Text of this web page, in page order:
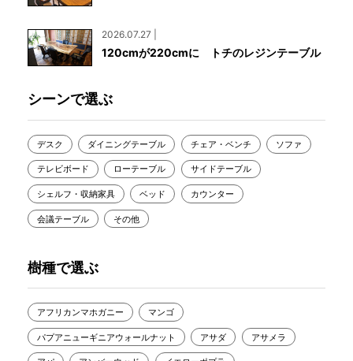
2026.07.27 |
120cmが220cmに トチのレジンテーブル
シーンで選ぶ
デスク ダイニングテーブル チェア・ベンチ ソファ
テレビボード ローテーブル サイドテーブル
シェルフ・収納家具 ベッド カウンター
会議テーブル その他
樹種で選ぶ
アフリカンマホガニー マンゴ
パプアニューギニアウォールナット アサダ アサメラ